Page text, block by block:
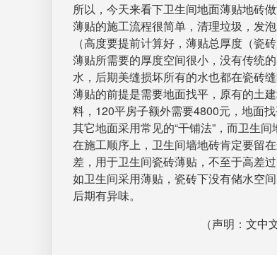
所以，今天来看下卫生间地面薄贴地砖
薄贴的施工流程很简单，清理垃圾，发
（高度要提前计算好，薄贴总厚度（瓷
薄贴所需要的厚度空间很小，没有传统
水，后期美缝损坏所有的水也都在瓷砖缝
薄贴的前提是需要地面找平，原有的土
料，120平房子额外需要4800元，地面
其它地面采用常见的“干铺法”，而卫生
在施工顺序上，卫生间墙地砖肯定要留
差，用于卫生间瓷砖薄贴，不至于高差过
如卫生间采用薄贴，瓷砖下没有储水空
后期有异味。
（声明：文